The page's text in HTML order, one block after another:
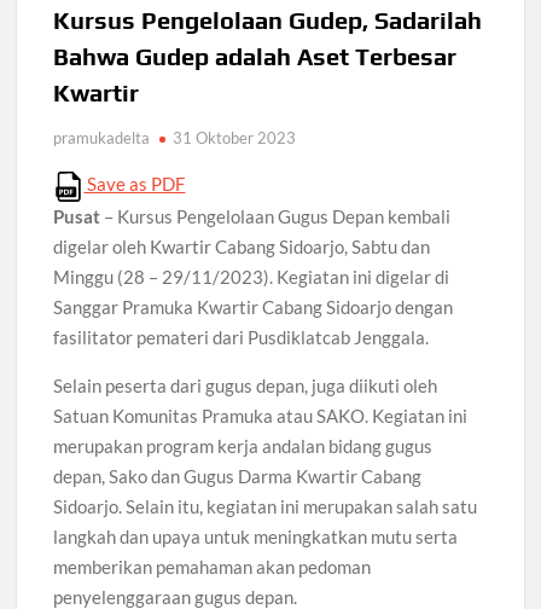
Kursus Pengelolaan Gudep, Sadarilah
Bahwa Gudep adalah Aset Terbesar
Kwartir
pramukadelta 31 Oktober 2023
Save as PDF
Pusat – Kursus Pengelolaan Gugus Depan kembali
digelar oleh Kwartir Cabang Sidoarjo, Sabtu dan
Minggu (28 – 29/11/2023). Kegiatan ini digelar di
Sanggar Pramuka Kwartir Cabang Sidoarjo dengan
fasilitator pemateri dari Pusdiklatcab Jenggala.
Selain peserta dari gugus depan, juga diikuti oleh
Satuan Komunitas Pramuka atau SAKO. Kegiatan ini
merupakan program kerja andalan bidang gugus
depan, Sako dan Gugus Darma Kwartir Cabang
Sidoarjo. Selain itu, kegiatan ini merupakan salah satu
langkah dan upaya untuk meningkatkan mutu serta
memberikan pemahaman akan pedoman
penyelenggaraan gugus depan.